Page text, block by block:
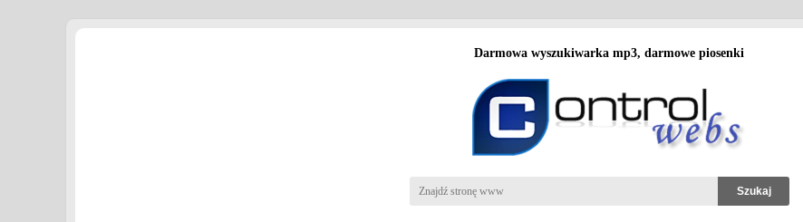
Darmowa wyszukiwarka mp3, darmowe piosenki